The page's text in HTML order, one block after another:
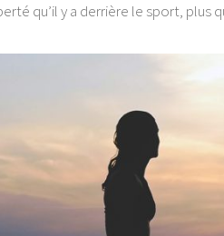
qu’il y a derrière le sport, plus